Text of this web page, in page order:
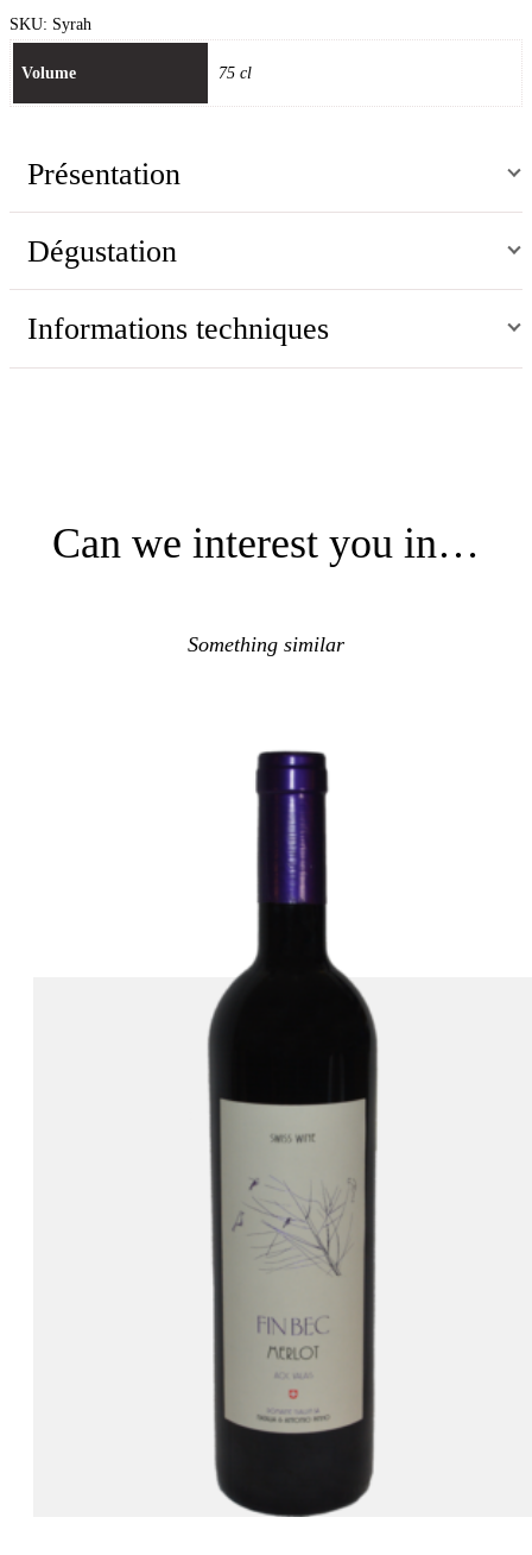
SKU: Syrah
Volume 75 cl
Présentation
Dégustation
Informations techniques
Can we interest you in…
Something similar